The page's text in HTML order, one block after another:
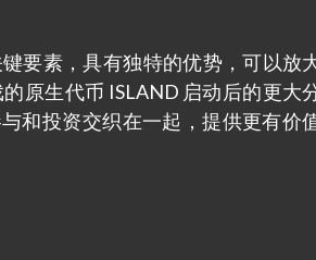
要素，具有独特的优势，可以放
原生代币 ISLAND 启动后的更大
和投资交织在一起，提供更有价